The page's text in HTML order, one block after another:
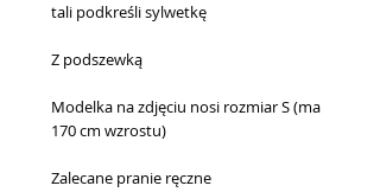
tali podkreśli sylwetkę
Z podszewką
Modelka na zdjęciu nosi rozmiar S (ma
170 cm wzrostu)
Zalecane pranie ręczne